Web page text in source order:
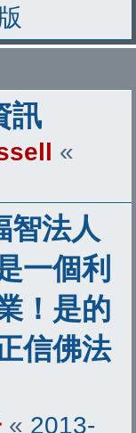
訊
«
智法人
一個利
！是的
信佛法
« 2013-